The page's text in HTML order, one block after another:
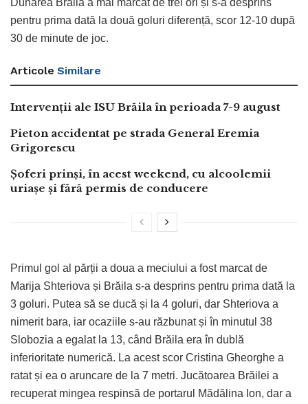
pentru prima dată la două goluri diferență, scor 12-10 după
30 de minute de joc.
Articole Similare
Intervenții ale ISU Brăila în perioada 7-9 august
Pieton accidentat pe strada General Eremia
Grigorescu
Șoferi prinși, în acest weekend, cu alcoolemii
uriașe și fără permis de conducere
Primul gol al părții a doua a meciului a fost marcat de
Marija Shteriova și Brăila s-a desprins pentru prima dată la
3 goluri. Putea să se ducă și la 4 goluri, dar Shteriova a
nimerit bara, iar ocaziile s-au răzbunat și în minutul 38
Slobozia a egalat la 13, când Brăila era în dublă
inferioritate numerică. La acest scor Cristina Gheorghe a
ratat și ea o aruncare de la 7 metri. Jucătoarea Brăilei a
recuperat mingea respinsă de portarul Mădălina Ion, dar a